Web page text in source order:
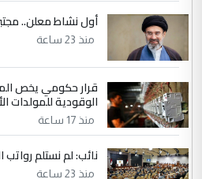
أول نشاط معلن..
منذ 23 ساعة
قرار حكومي يخص
الوقودية للمولدات
منذ 17 ساعة
نائب: لم نستلم
منذ 23 ساعة